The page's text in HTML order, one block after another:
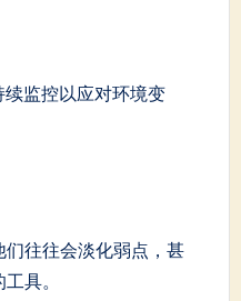
监控以应对环境变
往往会淡化弱点，甚
具。